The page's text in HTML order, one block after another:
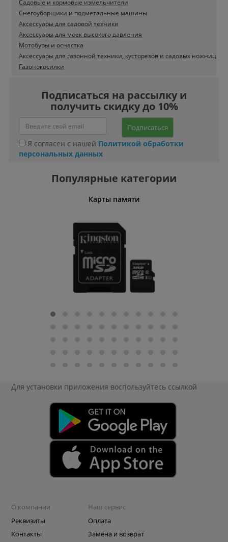
Садовые и кормовые измельчители
Снегоуборщики и подметальные машины
Аксессуары для садовой техники
Аксессуары для моек высокого давления
Мотобуры и оснастка
Аксессуары для газонной техники, кусторезов и садовых ножниц
Газонокосилки
Подписаться на рассылку и
получить скидку до 10%
Подписаться
Я согласен с нашей Политикой обработки
персональных данных
Популярные категории
Карты памяти
Для установки приложения воспользуйтесь ссылкой
О компании
Реквизиты
Контакты
Наш сервис
Оплата
Замена и возврат